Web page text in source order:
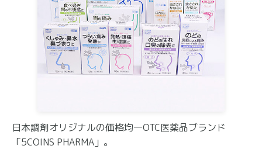
日本調剤オリジナルの価格均一OTC医薬品ブランド
「5COINS PHARMA」。